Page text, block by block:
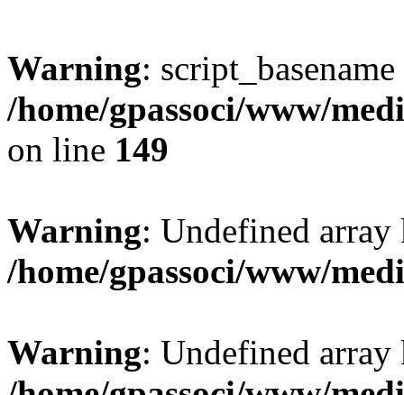
Warning:
/home/gpassoci/www/
on line 149
Warning: Undefined
/home/gpassoci/www/
Warning: Undefined